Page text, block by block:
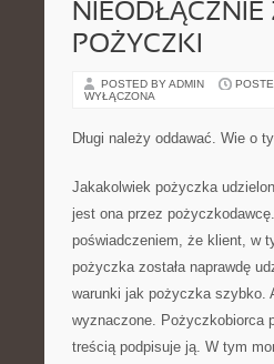
POŻYCZKI
POSTED BY ADMIN
WYŁĄCZONA
Długi należy oddawać. Wie o
Jakakolwiek pożyczka
jest ona przez
poświadczeniem, że klient, w
pożyczka została naprawdę
warunki jak pożyczka szybko.
wyznaczone. Pożyczkobiorca
treścią podpisuje ją. W tym